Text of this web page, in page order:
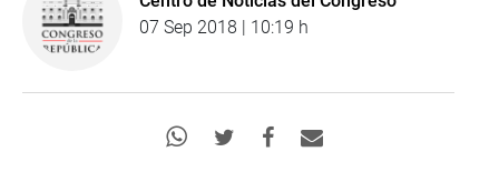
07 Sep 2018 | 10:19 h